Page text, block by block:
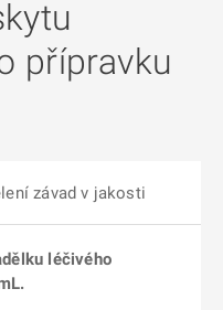
přípravku
závad v jakosti
léčivého